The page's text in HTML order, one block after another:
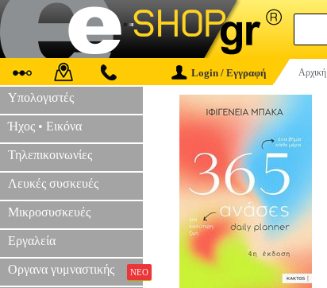
Login / Εγγραφή Αρχική
Υπολογιστές
Ήχος • Εικόνα
Τηλεπικοινωνίες
Λευκές συσκευές
Μικροσυσκευές
Εργαλεία
Οργανα γυμναστικής ΝΕΟ